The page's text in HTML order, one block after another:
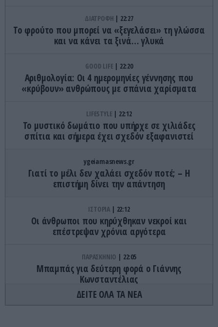
ΔΙΑΤΡΟΦΗ 22:27
Το φρούτο που μπορεί να «ξεγελάσει» τη γλώσσα
και να κάνει τα ξινά… γλυκά
GOOD LIFE 22:20
Αριθμολογία: Οι 4 ημερομηνίες γέννησης που
«κρύβουν» ανθρώπους με σπάνια χαρίσματα
LIFESTYLE 22:12
Το μυστικό δωμάτιο που υπήρχε σε χιλιάδες
σπίτια και σήμερα έχει σχεδόν εξαφανιστεί
ygeiamasnews.gr
Γιατί το μέλι δεν χαλάει σχεδόν ποτέ; – Η
επιστήμη δίνει την απάντηση
ΙΣΤΟΡΙΑ 22:12
Οι άνθρωποι που κηρύχθηκαν νεκροί και
επέστρεψαν χρόνια αργότερα
ΠΑΡΑΣΚΗΝΙΟ 22:05
Μπαμπάς για δεύτερη φορά ο Γιάννης
Κωνσταντέλιας
CELEBRITIES 22:02
ΔΕΙΤΕ ΟΛΑ ΤΑ ΝΕΑ